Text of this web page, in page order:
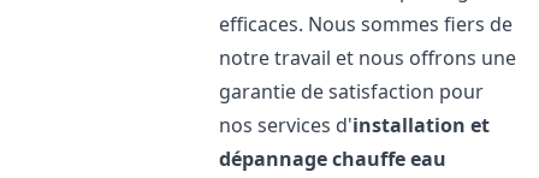
efficaces. Nous sommes fiers de
notre travail et nous offrons une
garantie de satisfaction pour
nos services d'installation et
dépannage chauffe eau